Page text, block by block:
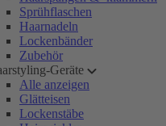
Sprühflaschen
Haarnadeln
Lockenbänder
Zubehör
Geräte
Alle anzeigen
Glätteisen
Lockenstäbe